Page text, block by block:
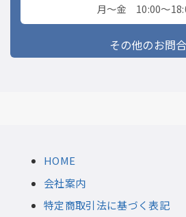
月〜金 10:00〜
その他のお問
HOME
会社案内
特定商取引法に基づく表記